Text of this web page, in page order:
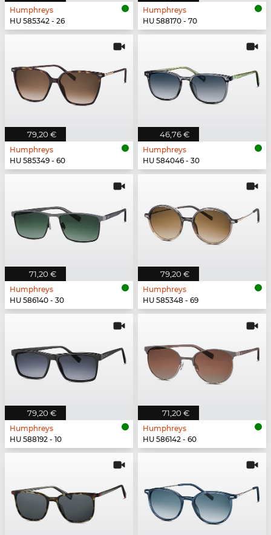
Humphreys
HU 585342 - 26
Humphreys
HU 588170 - 70
79,20 €
Humphreys
HU 585349 - 60
46,76 €
Humphreys
HU 584046 - 30
71,20 €
Humphreys
HU 586140 - 30
79,20 €
Humphreys
HU 585348 - 69
79,20 €
Humphreys
HU 588192 - 10
71,20 €
Humphreys
HU 586142 - 60